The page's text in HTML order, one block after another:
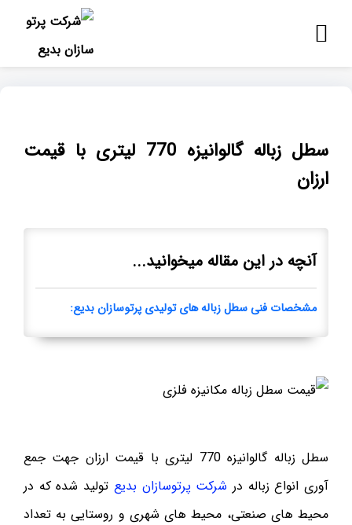
سطل زباله گالوانیزه 770 لیتری با قیمت
ارزان
آنچه در این مقاله میخوانید...
مشخصات فنی سطل زباله های تولیدی پرتوسازان بدیع:
سطل زباله گالوانیزه 770 لیتری با قیمت ارزان جهت جمع
آوری انواع زباله در شرکت پرتوسازان بدیع تولید شده که در
محیط های صنعتی، محیط های شهری و روستایی به تعداد